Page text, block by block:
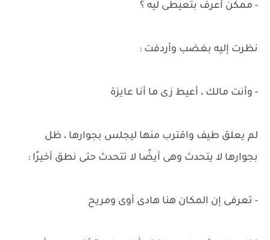
- ممكن أعرف بتعيطى ليه ؟
نظرت إليه بغضب وأردفت :
- وأنت مالك ، أعيط زى ما أنا عايزة
لم يعلق طيف واقترب منها ليجلس بجوارها ، ظل
بجوارها لا يتحدث وهى أيضًا لا تتحدث حتى نطق أخيرًا :
- تعرفى إن المكان هنا هادى أوى ومريح